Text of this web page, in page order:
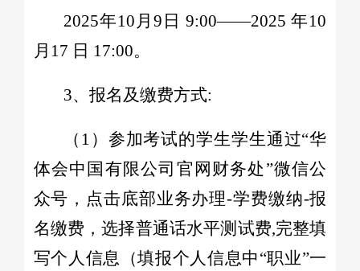
2025年10月9日 9:00——2025 年10
月17 日 17:00。
3、报名及缴费方式:
（1）参加考试的学生学生通过“华
体会中国有限公司官网财务处”微信公
众号，点击底部业务办理-学费缴纳-报
名缴费，选择普通话水平测试费,完整填
写个人信息（填报个人信息中“职业”一